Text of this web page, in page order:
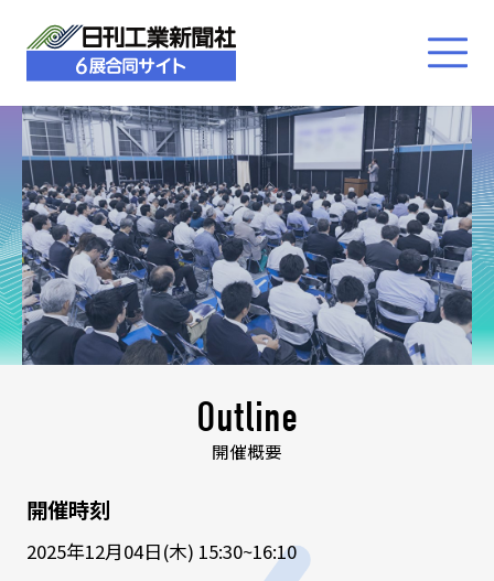
Outline
開催概要
開催時刻
2025年12月04日(木) 15:30~16:10